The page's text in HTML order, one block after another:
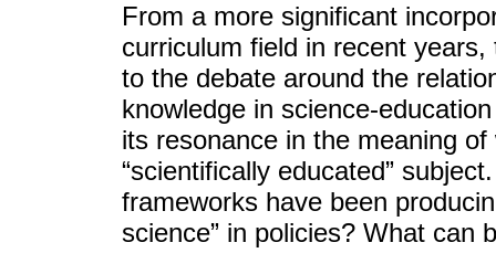
From a more significant
curriculum field in recent
to the debate around the
knowledge in science-
its resonance in the meaning
“scientifically educated”
frameworks have been
science” in policies? What can